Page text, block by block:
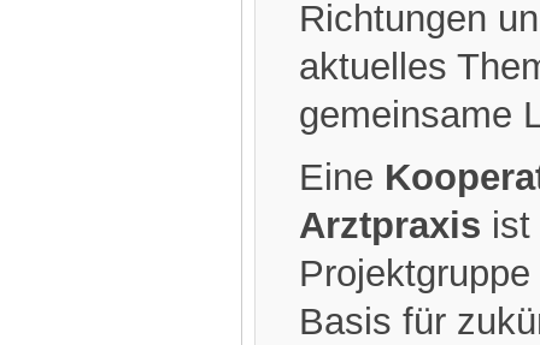
Richtungen
aktuelles
gemeinsame
Eine
Arztpraxis ist
Basis für